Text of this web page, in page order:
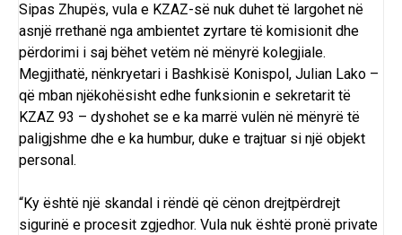
Sipas Zhupës, vula e KZAZ-së nuk duhet të largohet në
asnjë rrethanë nga ambientet zyrtare të komisionit dhe
përdorimi i saj bëhet vetëm në mënyrë kolegjiale.
Megjithatë, nënkryetari i Bashkisë Konispol, Julian Lako –
që mban njëkohësisht edhe funksionin e sekretarit të
KZAZ 93 – dyshohet se e ka marrë vulën në mënyrë të
paligjshme dhe e ka humbur, duke e trajtuar si një objekt
personal.
“Ky është një skandal i rëndë që cënon drejtpërdrejt
sigurinë e procesit zgjedhor. Vula nuk është pronë private